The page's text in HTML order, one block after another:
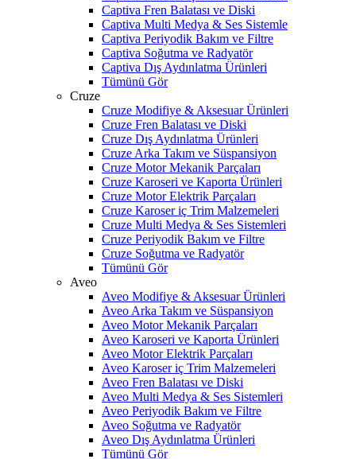
Captiva Fren Balatası ve Diski
Captiva Multi Medya & Ses Sistemle
Captiva Periyodik Bakım ve Filtre
Captiva Soğutma ve Radyatör
Captiva Dış Aydınlatma Ürünleri
Tümünü Gör
Cruze
Cruze Modifiye & Aksesuar Ürünleri
Cruze Fren Balatası ve Diski
Cruze Dış Aydınlatma Ürünleri
Cruze Arka Takım ve Süspansiyon
Cruze Motor Mekanik Parçaları
Cruze Karoseri ve Kaporta Ürünleri
Cruze Motor Elektrik Parçaları
Cruze Karoser iç Trim Malzemeleri
Cruze Multi Medya & Ses Sistemleri
Cruze Periyodik Bakım ve Filtre
Cruze Soğutma ve Radyatör
Tümünü Gör
Aveo
Aveo Modifiye & Aksesuar Ürünleri
Aveo Arka Takım ve Süspansiyon
Aveo Motor Mekanik Parçaları
Aveo Karoseri ve Kaporta Ürünleri
Aveo Motor Elektrik Parçaları
Aveo Karoser iç Trim Malzemeleri
Aveo Fren Balatası ve Diski
Aveo Multi Medya & Ses Sistemleri
Aveo Periyodik Bakım ve Filtre
Aveo Soğutma ve Radyatör
Aveo Dış Aydınlatma Ürünleri
Tümünü Gör